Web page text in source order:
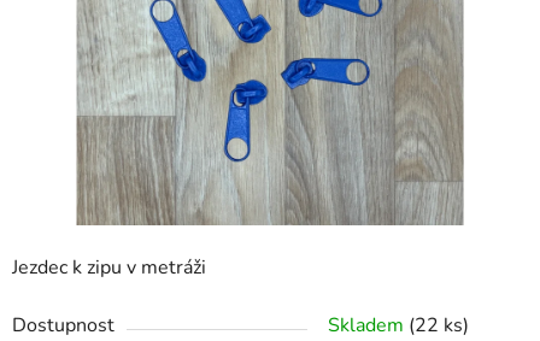
Jezdec k zipu v metráži
Dostupnost Skladem (22 ks)
hvězdiček.